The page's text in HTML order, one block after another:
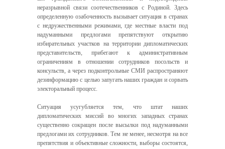
неразрывной связи соотечественников с Родиной. Здесь
определенную озабоченность вызывает ситуация в странах
с недружественными режимами, где местные власти под
надуманными предлогами препятствуют открытию
избирательных участков на территории дипломатических
представительств, прибегают к административным
ограничениям в отношении сотрудников посольств и
консульств, а через подконтрольные СМИ распространяют
дезинформацию с целью запугать наших граждан и сорвать
электоральный процесс.
Ситуация усугубляется тем, что штат наших
дипломатических миссий во многих западных странах
существенно сокращен после высылки под надуманными
предлогами их сотрудников. Тем не менее, несмотря на все
препятствия и объективные сложности, выборы состоятся,